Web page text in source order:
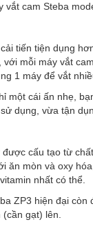
vắt cam Steba
tiến tiện dụng
với mỗi máy vắt
1 máy để vắt
một cái ấn nhẹ,
dụng, vừa tận
được cấu tạo từ
ăn mòn và oxy
nhất có thể.
ZP3 hiện đại
gạt) lên.